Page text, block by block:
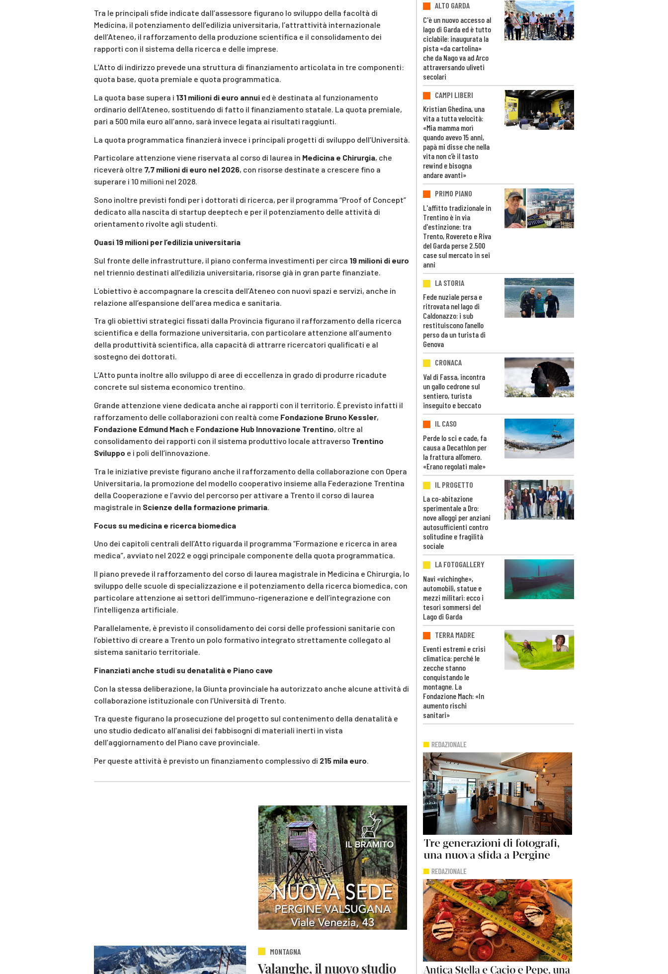
Tra le principali sfide indicate dall’assessore figurano lo sviluppo della facoltà di
Medicina, il potenziamento dell’edilizia universitaria, l’attrattività internazionale
dell’Ateneo, il rafforzamento della produzione scientifica e il consolidamento dei
rapporti con il sistema della ricerca e delle imprese.
L’Atto di indirizzo prevede una struttura di finanziamento articolata in tre componenti:
quota base, quota premiale e quota programmatica.
La quota base supera i 131 milioni di euro annui ed è destinata al funzionamento
ordinario dell’Ateneo, sostituendo di fatto il finanziamento statale. La quota premiale,
pari a 500 mila euro all’anno, sarà invece legata ai risultati raggiunti.
La quota programmatica finanzierà invece i principali progetti di sviluppo dell’Università.
Particolare attenzione viene riservata al corso di laurea in Medicina e Chirurgia, che
riceverà oltre 7,7 milioni di euro nel 2026, con risorse destinate a crescere fino a
superare i 10 milioni nel 2028.
Sono inoltre previsti fondi per i dottorati di ricerca, per il programma “Proof of Concept”
dedicato alla nascita di startup deeptech e per il potenziamento delle attività di
orientamento rivolte agli studenti.
Quasi 19 milioni per l’edilizia universitaria
Sul fronte delle infrastrutture, il piano conferma investimenti per circa 19 milioni di euro
nel triennio destinati all’edilizia universitaria, risorse già in gran parte finanziate.
L’obiettivo è accompagnare la crescita dell’Ateneo con nuovi spazi e servizi, anche in
relazione all’espansione dell’area medica e sanitaria.
Tra gli obiettivi strategici fissati dalla Provincia figurano il rafforzamento della ricerca
scientifica e della formazione universitaria, con particolare attenzione all’aumento
della produttività scientifica, alla capacità di attrarre ricercatori qualificati e al
sostegno dei dottorati.
L’Atto punta inoltre allo sviluppo di aree di eccellenza in grado di produrre ricadute
concrete sul sistema economico trentino.
Grande attenzione viene dedicata anche ai rapporti con il territorio. È previsto infatti il
rafforzamento delle collaborazioni con realtà come Fondazione Bruno Kessler,
Fondazione Edmund Mach e Fondazione Hub Innovazione Trentino, oltre al
consolidamento dei rapporti con il sistema produttivo locale attraverso Trentino
Sviluppo e i poli dell’innovazione.
Tra le iniziative previste figurano anche il rafforzamento della collaborazione con Opera
Universitaria, la promozione del modello cooperativo insieme alla Federazione Trentina
della Cooperazione e l’avvio del percorso per attivare a Trento il corso di laurea
magistrale in Scienze della formazione primaria.
Focus su medicina e ricerca biomedica
Uno dei capitoli centrali dell’Atto riguarda il programma “Formazione e ricerca in area
medica”, avviato nel 2022 e oggi principale componente della quota programmatica.
Il piano prevede il rafforzamento del corso di laurea magistrale in Medicina e Chirurgia, lo
sviluppo delle scuole di specializzazione e il potenziamento della ricerca biomedica, con
particolare attenzione ai settori dell’immuno-rigenerazione e dell’integrazione con
l’intelligenza artificiale.
Parallelamente, è previsto il consolidamento dei corsi delle professioni sanitarie con
l’obiettivo di creare a Trento un polo formativo integrato strettamente collegato al
sistema sanitario territoriale.
Finanziati anche studi su denatalità e Piano cave
Con la stessa deliberazione, la Giunta provinciale ha autorizzato anche alcune attività di
collaborazione istituzionale con l’Università di Trento.
Tra queste figurano la prosecuzione del progetto sul contenimento della denatalità e
uno studio dedicato all’analisi dei fabbisogni di materiali inerti in vista
dell’aggiornamento del Piano cave provinciale.
Per queste attività è previsto un finanziamento complessivo di 215 mila euro.
MONTAGNA
Valanghe, il nuovo studio
ALTO GARDA
C'è un nuovo accesso al
lago di Garda ed è tutto
ciclabile: inaugurata la
pista «da cartolina»
che da Nago va ad Arco
attraversando uliveti
secolari
CAMPI LIBERI
Kristian Ghedina, una
vita a tutta velocità:
«Mia mamma morì
quando avevo 15 anni,
papà mi disse che nella
vita non c’è il tasto
rewind e bisogna
andare avanti»
PRIMO PIANO
L'affitto tradizionale in
Trentino è in via
d'estinzione: tra
Trento, Rovereto e Riva
del Garda perse 2.500
case sul mercato in sei
anni
LA STORIA
Fede nuziale persa e
ritrovata nel lago di
Caldonazzo: i sub
restituiscono l’anello
perso da un turista di
Genova
CRONACA
Val di Fassa, incontra
un gallo cedrone sul
sentiero, turista
inseguito e beccato
IL CASO
Perde lo sci e cade, fa
causa a Decathlon per
la frattura all’omero.
«Erano regolati male»
IL PROGETTO
La co-abitazione
sperimentale a Dro:
nove alloggi per anziani
autosufficienti contro
solitudine e fragilità
sociale
LA FOTOGALLERY
Navi «vichinghe»,
automobili, statue e
mezzi militari: ecco i
tesori sommersi del
Lago di Garda
TERRA MADRE
Eventi estremi e crisi
climatica: perché le
zecche stanno
conquistando le
montagne. La
Fondazione Mach: «In
aumento rischi
sanitari»